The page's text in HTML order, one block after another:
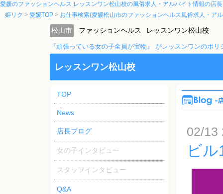
愛媛のファッションヘルス レッスンワン松山校の風俗求人・アルバイト情報の店
姫リク
愛媛TOP お仕事検索(愛媛松山市のファッションヘルス風俗求人・ア
松山市 ファッションヘルス レッスンワン松山校
『頑張っている女の子全員が宝物』 がレッスンワンのポリ
レッスンワン松山校
TOP
News
店長ブログ
女の子インタビュー
スタッフインタビュー
Q&A
02/13
ビ